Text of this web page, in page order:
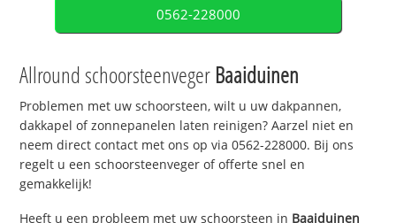
0562-228000
Allround schoorsteenveger Baaiduinen
Problemen met uw schoorsteen, wilt u uw dakpannen,
dakkapel of zonnepanelen laten reinigen? Aarzel niet en
neem direct contact met ons op via 0562-228000. Bij ons
regelt u een schoorsteenveger of offerte snel en
gemakkelijk!
Heeft u een probleem met uw schoorsteen in Baaiduinen